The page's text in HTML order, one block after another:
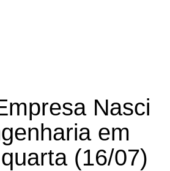
Nasci
em
(16/07)